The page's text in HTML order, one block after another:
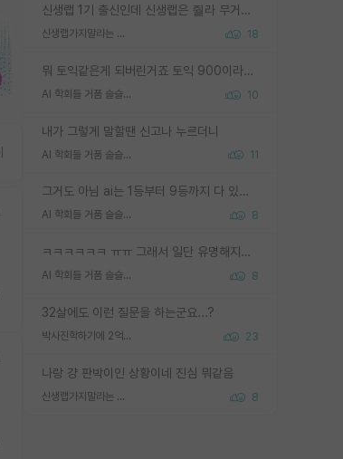
신생랩 1기 출신인데 신생랩은 줠라 무거운 바벨 같은거임. 들면 대박인데 못들면 깔려 죽음. 아무도 알려주지 않는 환경에서 자생해야하지만, 일단 살아남았다면 그 어떤 사람보다 악착같고 생존력 높은 사람으로 거듭날 수 있음
신생랩가지말라는 이유가 있었구나 18
뭐 토익같은게 되버린거죠 토익 900이라고 영어잘하는건 아닙니다만 잘하는사람은 다 900을 넘는 그런
AI 학회들 거품 슬슬 지적이 나오네요 10
내가 그렇게 말할땐 신고나 누르더니
AI 학회들 거품 슬슬 지적이 나오네요 11
그거도 아님 ai는 1등부터 9등까지 다 있음 그거도 없는 사람은 뭐냐 교수가 그냥 못하게 한거 1등급도 교수가 막으면 안됨
AI 학회들 거품 슬슬 지적이 나오네요 8
ㅋㅋㅋㅋㅋㅋ ㅠㅠ 그래서 일단 유명해지는게 중요한거같습니다
AI 학회들 거품 슬슬 지적이 나오네요 8
32살에도 이런 질문을 하는군요...?
박사진학하기에 2억은 괜찮은 (?) 정도의 경제력인가요 23
나랑 걍 판박이인 상황이네 진심 뭐같음
신생랩가지말라는 이유가 있었구나 8